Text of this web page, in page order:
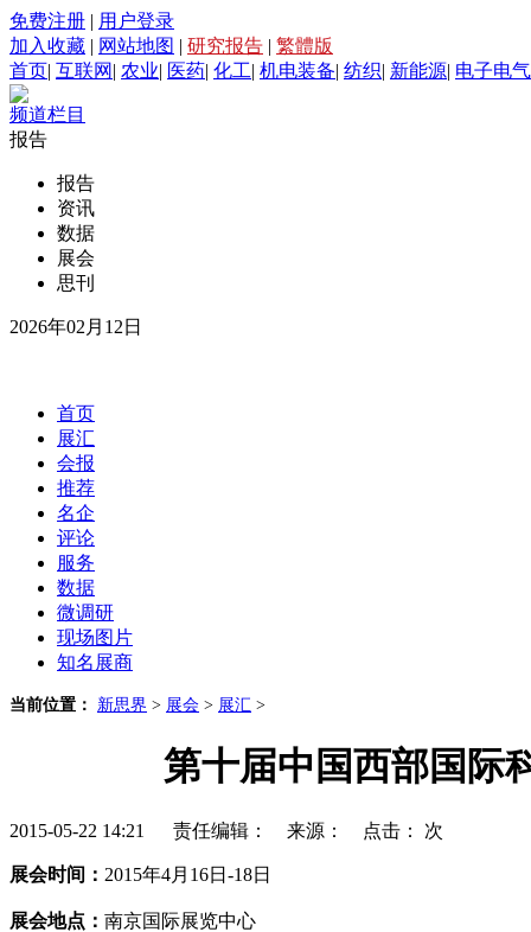
免费注册 | 用户登录
加入收藏 | 网站地图 | 研究报告 | 繁體版
首页| 互联网 | 农业| 医药| 化工| 机电装备| 纺织| 新能源| 电子电气
频道栏目
报告
报告
资讯
数据
展会
思刊
2026年02月12日
首页
展汇
会报
推荐
名企
评论
服务
数据
微调研
现场图片
知名展商
当前位置： 新思界 > 展会 > 展汇 >
第十届中国西部国际
2015-05-22 14:21 责任编辑： 来源： 点击： 次
展会时间： 2015年4月16日-18日
展会地点： 南京国际展览中心